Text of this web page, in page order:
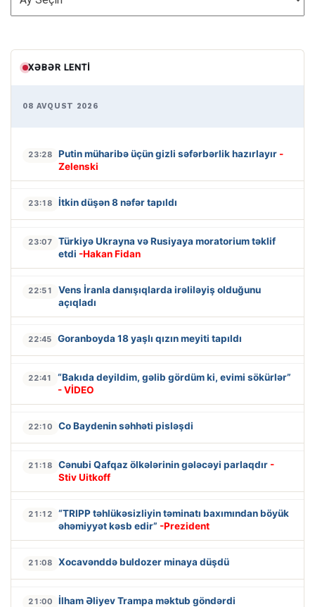
XƏBƏR LENTI
08 AVQUST 2026
23:28 Putin müharibə üçün gizli səfərbərlik hazırlayır -
Zelenski
23:18 İtkin düşən 8 nəfər tapıldı
23:07
Türkiyə Ukrayna və Rusiyaya moratorium təklif
etdi -Hakan Fidan
22:51
Vens İranla danışıqlarda irəliləyiş olduğunu
açıqladı
22:45 Goranboyda 18 yaşlı qızın meyiti tapıldı
22:41
“Bakıda deyildim, gəlib gördüm ki, evimi sökürlər”
- VİDEO
22:10 Co Baydenin səhhəti pisləşdi
21:18 Cənubi Qafqaz ölkələrinin gələcəyi parlaqdır -
Stiv Uitkoff
21:12
“TRIPP təhlükəsizliyin təminatı baxımından böyük
əhəmiyyət kəsb edir” -Prezident
21:08 Xocavənddə buldozer minaya düşdü
21:00 İlham Əliyev Trampa məktub göndərdi